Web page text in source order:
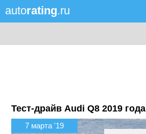
autorating.ru
Тест-драйв Audi Q8 2019 года
7 марта '19